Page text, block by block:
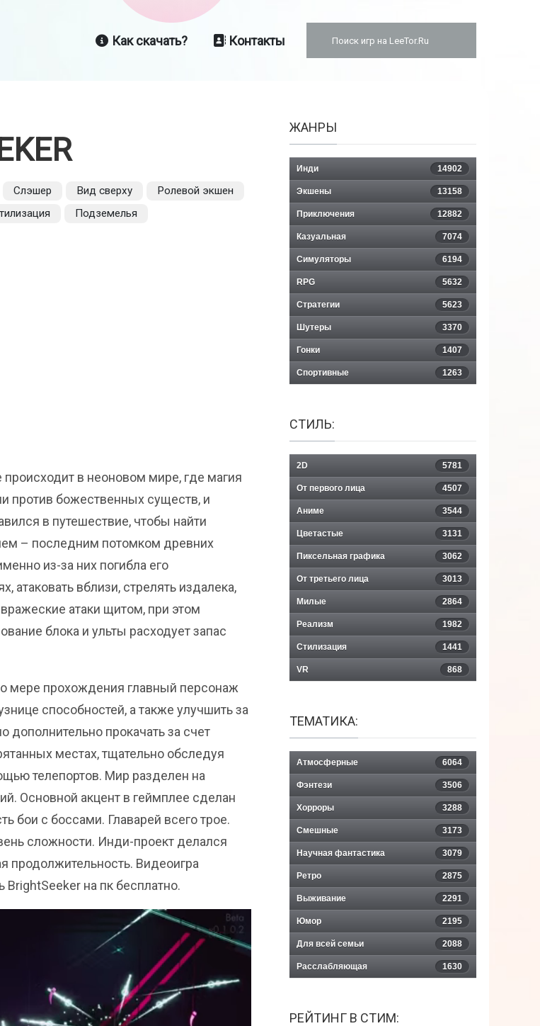
Как скачать? Контакты
Слэшер Вид сверху
Ролевой экшен
Подземелья
в неоновом мире, где магия
против божественных существ, и
в путешествие, чтобы найти
– последним потомком древних
из-за них погибла его
атаковать вблизи, стрелять издалека,
атаки щитом, при этом
блока и ульты расходует запас
мере прохождения главный персонаж
способностей, а также улучшить за
прокачать за счет
местах, тщательно обследуя
телепортов. Мир разделен на
Основной акцент в геймплее сделан
бои с боссами. Главарей всего трое.
сложности. Инди-проект делался
продолжительность. Видеоигра
BrightSeeker на пк бесплатно.
ЖАНРЫ
Инди 14902
Экшены 13158
Приключения 12882
Казуальная 7074
Симуляторы 6194
RPG 5632
Стратегии 5623
Шутеры 3370
Гонки 1407
Спортивные 1263
СТИЛЬ:
2D 5781
От первого лица 4507
Аниме 3544
Цветастые 3131
Пиксельная графика 3062
От третьего лица 3013
Милые 2864
Реализм 1982
Стилизация 1441
VR 868
ТЕМАТИКА:
Атмосферные 6064
Фэнтези 3506
Хорроры 3288
Смешные 3173
Научная фантастика 3079
Ретро 2875
Выживание 2291
Юмор 2195
Для всей семьи 2088
Расслабляющая 1630
РЕЙТИНГ В СТИМ: